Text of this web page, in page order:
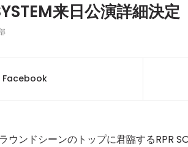
来日公演詳細決定
Facebook
ウンドシーンのトップに君臨するRPR